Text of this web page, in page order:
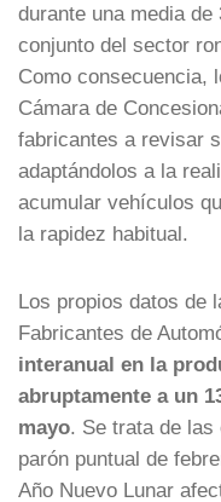
durante una media
conjunto del sector
Como consecuencia,
Cámara de
fabricantes a revisar
adaptándolos a la
acumular vehículos
la rapidez habitual.
Los propios datos de
Fabricantes de
interanual en la
abruptamente a un
mayo. Se trata de las
parón puntual de
Año Nuevo Lunar